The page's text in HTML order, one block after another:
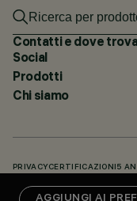
Contatti e dove
Social
Prodotti
Chi siamo
PRIVACY CERTIFICAZIONI 5